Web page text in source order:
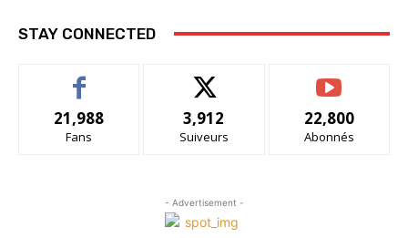
STAY CONNECTED
21,988
Fans
3,912
Suiveurs
22,800
Abonnés
- Advertisement -